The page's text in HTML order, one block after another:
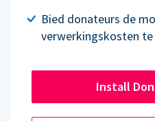
Bied donateurs de
verwerkingskosten te
Install